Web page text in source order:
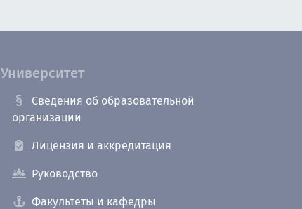
Университет
Сведения об образовательной
организации
Лицензия и аккредитация
Руководство
Факультеты и кафедры